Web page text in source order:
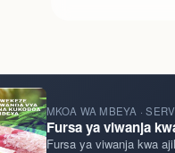
MKOA WA MBEYA ·
Fursa ya viwanja
Fursa ya viwanja kwa